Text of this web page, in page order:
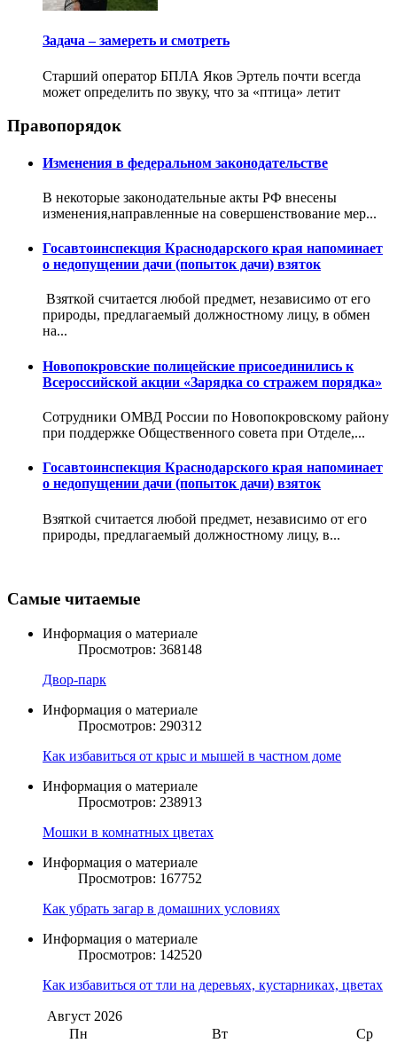
Задача – замереть и смотреть
Старший оператор БПЛА Яков Эртель почти всегда
может определить по звуку, что за «птица» летит
Правопорядок
Изменения в федеральном законодательстве
В некоторые законодательные акты РФ внесены
изменения,направленные на совершенствование мер...
Госавтоинспекция Краснодарского края напоминает
о недопущении дачи (попыток дачи) взяток
Взяткой считается любой предмет, независимо от его
природы, предлагаемый должностному лицу, в обмен
на...
Новопокровские полицейские присоединились к
Всероссийской акции «Зарядка со стражем порядка»
Сотрудники ОМВД России по Новопокровскому району
при поддержке Общественного совета при Отделе,...
Госавтоинспекция Краснодарского края напоминает
о недопущении дачи (попыток дачи) взяток
Взяткой считается любой предмет, независимо от его
природы, предлагаемый должностному лицу, в...
Самые читаемые
Информация о материале
Просмотров: 368148
Двор-парк
Информация о материале
Просмотров: 290312
Как избавиться от крыс и мышей в частном доме
Информация о материале
Просмотров: 238913
Мошки в комнатных цветах
Информация о материале
Просмотров: 167752
Как убрать загар в домашних условиях
Информация о материале
Просмотров: 142520
Как избавиться от тли на деревьях, кустарниках, цветах
Август 2026
Пн
Вт Ср